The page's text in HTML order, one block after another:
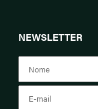
NEWSLETTER